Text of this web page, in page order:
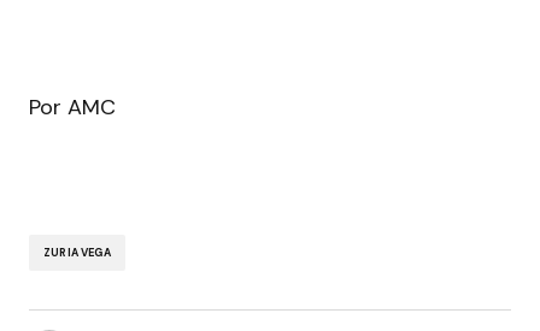
Por AMC
ZURIA VEGA